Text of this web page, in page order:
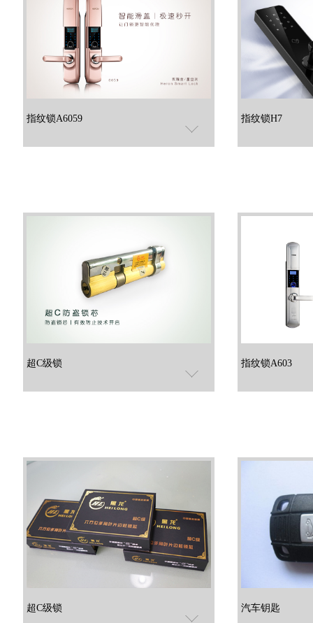
指纹锁A6059 指纹锁H7
超C级锁 指纹锁A603
超C级锁 汽车钥匙